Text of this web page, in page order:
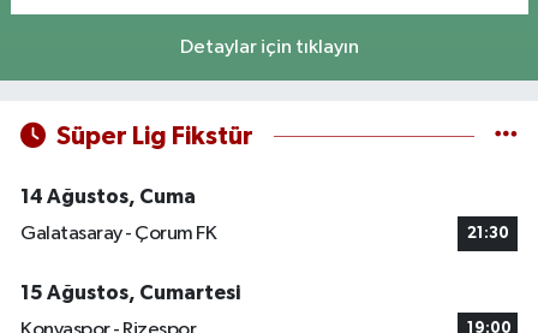
Detaylar için tıklayın
Süper Lig Fikstür
14 Ağustos, Cuma
Galatasaray - Çorum FK
21:30
15 Ağustos, Cumartesi
19:00